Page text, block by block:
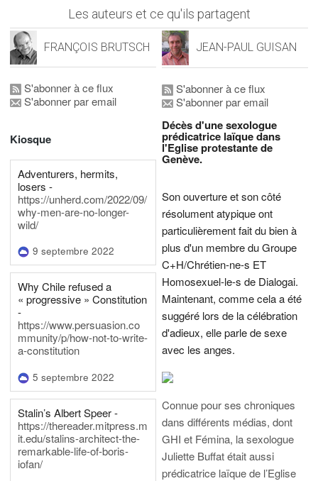
Les auteurs et ce qu'ils partagent
FRANÇOIS BRUTSCH
S'abonner à ce flux
S'abonner par email
Kiosque
Adventurers, hermits,
losers -
https://unherd.com/2022/09/
why-men-are-no-longer-
wild/
9 septembre 2022
Why Chile refused a
« progressive » Constitution
-
https://www.persuasion.co
mmunity/p/how-not-to-write-
a-constitution
5 septembre 2022
Stalin’s Albert Speer -
https://thereader.mitpress.m
it.edu/stalins-architect-the-
remarkable-life-of-boris-
iofan/
JEAN-PAUL GUISAN
S'abonner à ce flux
S'abonner par email
Décès d'une sexologue
prédicatrice laïque dans
l'Eglise protestante de
Genève.
Son ouverture et son côté
résolument atypique ont
particulièrement fait du bien à
plus d'un membre du Groupe
C+H/Chrétien-ne-s ET
Homosexuel-le-s de Dialogai.
Maintenant, comme cela a été
suggéré lors de la célébration
d'adieux, elle parle de sexe
avec les anges.
Connue pour ses chroniques
dans différents médias, dont
GHI et Fémina, la sexologue
Juliette Buffat était aussi
prédicatrice laïque de l’Eglise